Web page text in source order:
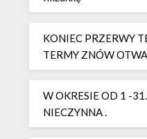
KONIEC PRZERWY
TERMY ZNÓW
W OKRESIE OD 1 -
NIECZYNNA .